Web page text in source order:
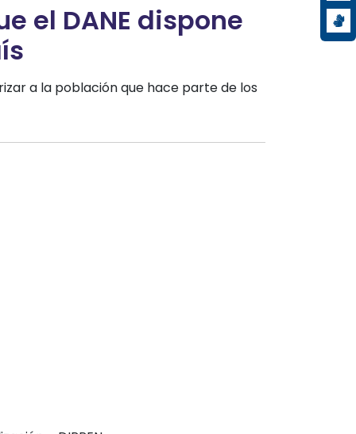
el DANE dispone
a la población que hace parte de los